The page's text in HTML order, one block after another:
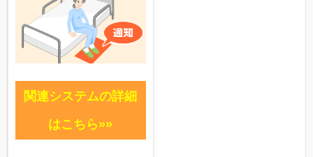
関連システムの詳細
はこちら»»